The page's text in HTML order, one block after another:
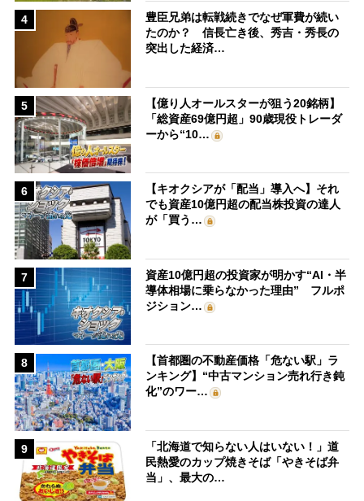
4
豊臣兄弟は転戦続きでなぜ軍費が続い
たのか？ 信長亡き後、秀吉・秀長の
突出した経済…
5
【億り人オールスターが狙う20銘柄】
「総資産69億円超」90歳現役トレーダ
ーから“10…
6
【キオクシアが「配当」導入へ】それ
でも資産10億円超の配当株投資の達人
が「買う…
7
資産10億円超の投資家が明かす“AI・半
導体相場に乗らなかった理由” フルポ
ジション…
8
【首都圏の不動産価格「危ない駅」ラ
ンキング】“中古マンション売れ行き鈍
化”のワー…
9
「北海道で知らない人はいない！」道
民熱愛のカップ焼きそば「やきそば弁
当」、最大の…